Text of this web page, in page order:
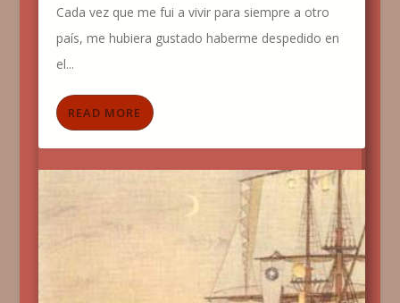
Cada vez que me fui a vivir para siempre a otro
país, me hubiera gustado haberme despedido en
el...
READ MORE